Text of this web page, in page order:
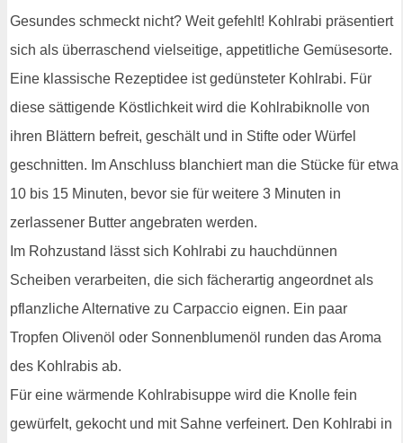
Gesundes schmeckt nicht? Weit gefehlt! Kohlrabi präsentiert
sich als überraschend vielseitige, appetitliche Gemüsesorte.
Eine klassische Rezeptidee ist gedünsteter Kohlrabi. Für
diese sättigende Köstlichkeit wird die Kohlrabiknolle von
ihren Blättern befreit, geschält und in Stifte oder Würfel
geschnitten. Im Anschluss blanchiert man die Stücke für etwa
10 bis 15 Minuten, bevor sie für weitere 3 Minuten in
zerlassener Butter angebraten werden.
Im Rohzustand lässt sich Kohlrabi zu hauchdünnen
Scheiben verarbeiten, die sich fächerartig angeordnet als
pflanzliche Alternative zu Carpaccio eignen. Ein paar
Tropfen Olivenöl oder Sonnenblumenöl runden das Aroma
des Kohlrabis ab.
Für eine wärmende Kohlrabisuppe wird die Knolle fein
gewürfelt, gekocht und mit Sahne verfeinert. Den Kohlrabi in